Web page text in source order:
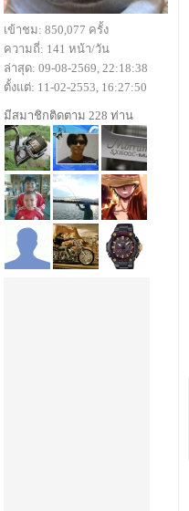
เข้าชม: 850,077 ครั้ง
ความถี่: 141 หน้า/วัน
ล่าสุด: 09-08-2569, 22:18:38
ตั้งแต่: 11-02-2553, 16:27:50
มีสมาชิกติดตาม 228 ท่าน